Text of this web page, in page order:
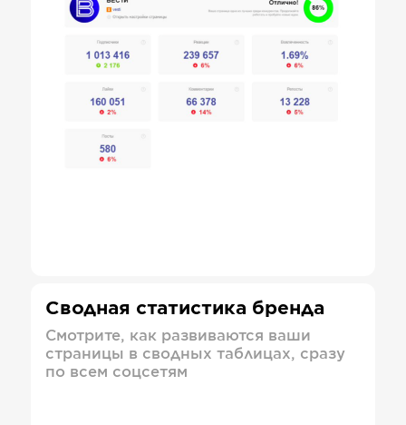
Сводная статистика бренда
Смотрите, как развиваются ваши
страницы в сводных таблицах, сразу
по всем соцсетям